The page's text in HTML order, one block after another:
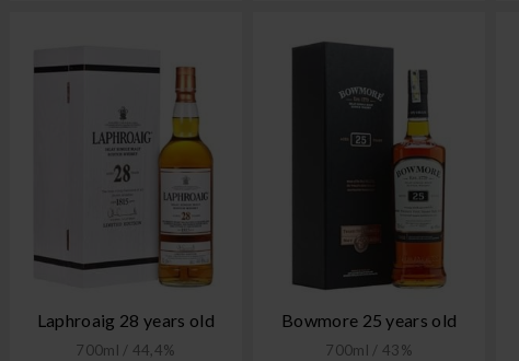
Laphroaig 28 years old
700ml / 44,4%
Bowmore 25 years old
700ml / 43%